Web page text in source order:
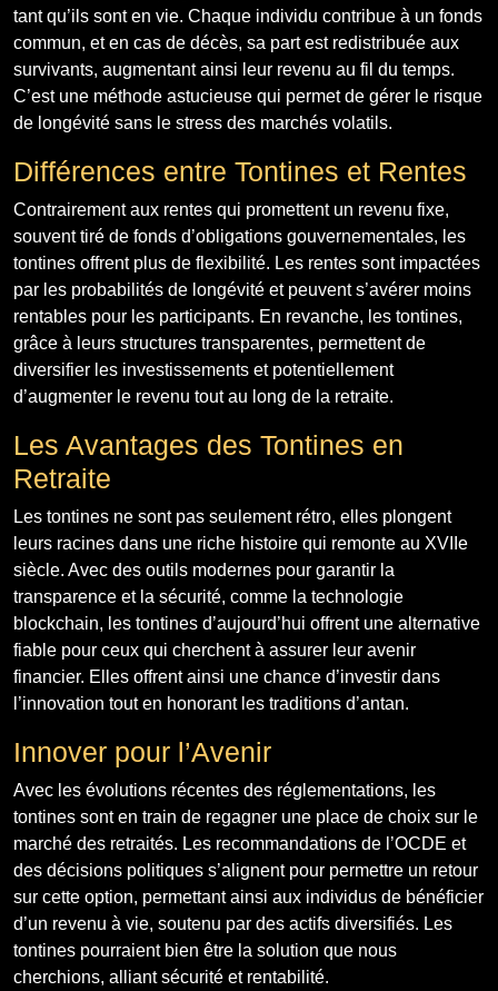
tant qu’ils sont en vie. Chaque individu contribue à un fonds
commun, et en cas de décès, sa part est redistribuée aux
survivants, augmentant ainsi leur revenu au fil du temps.
C’est une méthode astucieuse qui permet de gérer le risque
de longévité sans le stress des marchés volatils.
Différences entre Tontines et Rentes
Contrairement aux rentes qui promettent un revenu fixe,
souvent tiré de fonds d’obligations gouvernementales, les
tontines offrent plus de flexibilité. Les rentes sont impactées
par les probabilités de longévité et peuvent s’avérer moins
rentables pour les participants. En revanche, les tontines,
grâce à leurs structures transparentes, permettent de
diversifier les investissements et potentiellement
d’augmenter le revenu tout au long de la retraite.
Les Avantages des Tontines en
Retraite
Les tontines ne sont pas seulement rétro, elles plongent
leurs racines dans une riche histoire qui remonte au XVIIe
siècle. Avec des outils modernes pour garantir la
transparence et la sécurité, comme la technologie
blockchain, les tontines d’aujourd’hui offrent une alternative
fiable pour ceux qui cherchent à assurer leur avenir
financier. Elles offrent ainsi une chance d’investir dans
l’innovation tout en honorant les traditions d’antan.
Innover pour l’Avenir
Avec les évolutions récentes des réglementations, les
tontines sont en train de regagner une place de choix sur le
marché des retraités. Les recommandations de l’OCDE et
des décisions politiques s’alignent pour permettre un retour
sur cette option, permettant ainsi aux individus de bénéficier
d’un revenu à vie, soutenu par des actifs diversifiés. Les
tontines pourraient bien être la solution que nous
cherchions, alliant sécurité et rentabilité.